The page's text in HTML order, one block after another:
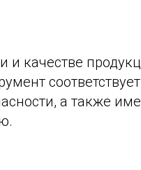
и качестве
а также